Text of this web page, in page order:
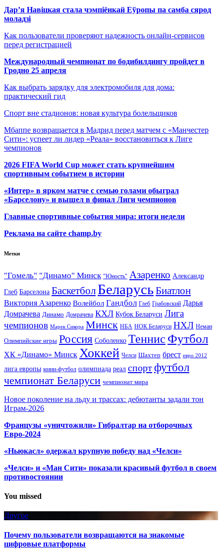
Дар’я Навіцкая стала чэмпіёнкай Еўропы па самба сярод
моладзі
Как пользователи проверяют надежность онлайн-сервисов
перед регистрацией
Международный чемпионат по бодибилдингу пройдет в
Гродно 25 апреля
Как выбрать зарядку для электромобиля для дома:
практический гид
Спорт вне стадионов: новая культура болельщиков
Мбаппе возвращается в Мадрид перед матчем с «Манчестер
Сити»: успеет ли лидер «Реала» восстановиться к Лиге
чемпионов
2026 FIFA World Cup может стать крупнейшим
спортивным событием в истории
«Интер» в ярком матче с семью голами обыграл
«Барселону» и вышел в финал Лиги чемпионов
Главные спортивные события мира: итоги недели
Реклама на сайте champ.by
Метки
"Гомель" "Динамо" Минск "Юность" Азаренко Александр
Глеб Барселона Баскетбол БеларусьБиатлон
Виктория Азаренко Волейбол Гандбол Глеб Грабовский Дарья
Домрачева Динамо Домрачева КХЛ Кубок Беларуси Лига
чемпионов Марек Сикора Минск НБА НОК Беларуси НХЛ Неман
Олимпийские игры Россия Соболенко Теннис Футбол
ХК «Динамо» Минск Хоккей Челси Шахтер брест евро 2012
лига европы мини-футбол олимпиада реал спортфутбол
чемпионат Беларуси чемпионат мира
Новое поколение на льду и трассах: дебютанты задали тон
Играм-2026
Французы «уничтожили» Гибралтар на отборочных
Евро-2024
«Ньюкасл» одержал крупную победу над «Челси»
«Челси» и «Ман Сити» показали красивый футбол в своем
противостоянии
You missed
Другое
Почему пользователи возвращаются на знакомые
цифровые платформы